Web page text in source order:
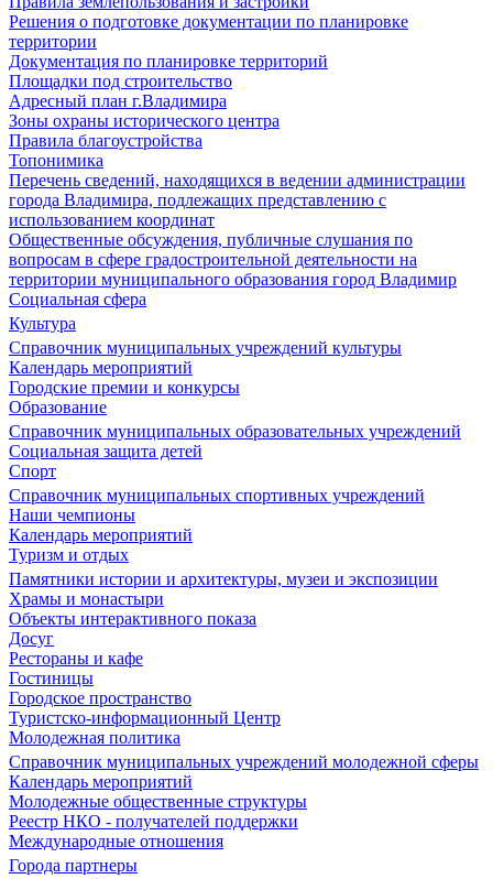
Решения о подготовке документации по планировке
территории
Документация по планировке территорий
Площадки под строительство
Адресный план г.Владимира
Зоны охраны исторического центра
Правила благоустройства
Топонимика
Перечень сведений, находящихся в ведении администрации
города Владимира, подлежащих представлению с
использованием координат
Общественные обсуждения, публичные слушания по
вопросам в сфере градостроительной деятельности на
территории муниципального образования город Владимир
Социальная сфера
Культура
Справочник муниципальных учреждений культуры
Календарь мероприятий
Городские премии и конкурсы
Образование
Справочник муниципальных образовательных учреждений
Социальная защита детей
Спорт
Справочник муниципальных спортивных учреждений
Наши чемпионы
Календарь мероприятий
Туризм и отдых
Памятники истории и архитектуры, музеи и экспозиции
Храмы и монастыри
Объекты интерактивного показа
Досуг
Рестораны и кафе
Гостиницы
Городское пространство
Туристско-информационный Центр
Молодежная политика
Справочник муниципальных учреждений молодежной сферы
Календарь мероприятий
Молодежные общественные структуры
Реестр НКО - получателей поддержки
Международные отношения
Города партнеры